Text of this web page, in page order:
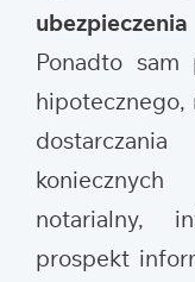
ubezpieczenia
Ponadto sam
hipotecznego,
notarialny,
prospekt